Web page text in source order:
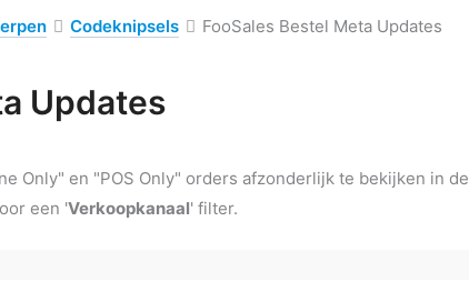
Codeknipsels FooSales Bestel Meta Updates
Updates
Only" en "POS Only" orders afzonderlijk te bekijken in de
een 'Verkoopkanaal' filter.